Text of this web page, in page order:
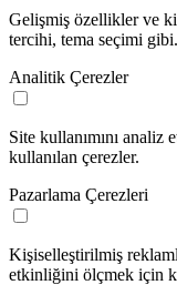
Gelişmiş özellikler ve
tercihi, tema seçimi gibi.
Analitik Çerezler
Site kullanımını
kullanılan çerezler.
Pazarlama Çerezleri
Kişiselleştirilmiş
etkinliğini ölçmek için